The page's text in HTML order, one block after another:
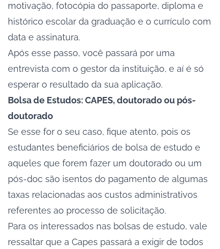
motivação, fotocópia do passaporte, diploma e
histórico escolar da graduação e o currículo com
data e assinatura.
Após esse passo, você passará por uma
entrevista com o gestor da instituição, e aí é só
esperar o resultado da sua aplicação.
Bolsa de Estudos: CAPES, doutorado ou pós-
doutorado
Se esse for o seu caso, fique atento, pois os
estudantes beneficiários de bolsa de estudo e
aqueles que forem fazer um doutorado ou um
pós-doc são isentos do pagamento de algumas
taxas relacionadas aos custos administrativos
referentes ao processo de solicitação.
Para os interessados nas bolsas de estudo, vale
ressaltar que a Capes passará a exigir de todos